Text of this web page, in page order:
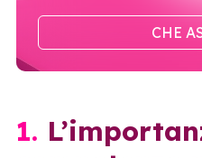
CHE
1. L’importanza delle